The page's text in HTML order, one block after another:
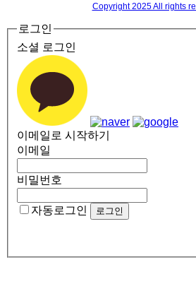
Copyright 2025 All rights
로그인
소셜 로그인
이메일로 시작하기
이메일
비밀번호
자동로그인